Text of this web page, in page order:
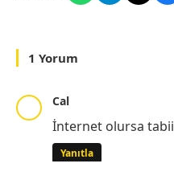
1 Yorum
Cal
İnternet olursa
Yanıtla